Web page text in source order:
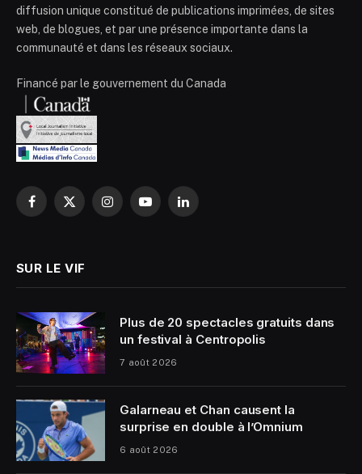
diffusion unique constitué de publications imprimées, de sites
web, de blogues, et par une présence importante dans la
communauté et dans les réseaux sociaux.
Financé par le gouvernement du Canada
Facebook
X
InstagramYouTubeLinkedIn
SUR LE VIF
Plus de 20 spectacles gratuits dans
un festival à Centropolis
7 août 2026
Galarneau et Chan causent la
surprise en double à l’Omnium
6 août 2026